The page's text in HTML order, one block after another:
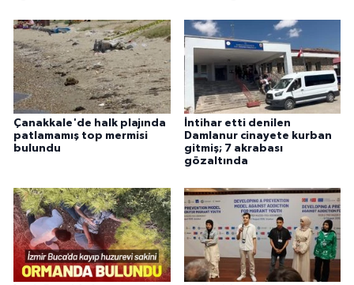
Çanakkale'de halk plajında
patlamamış top mermisi
bulundu
İntihar etti denilen
Damlanur cinayete kurban
gitmiş; 7 akrabası
gözaltında